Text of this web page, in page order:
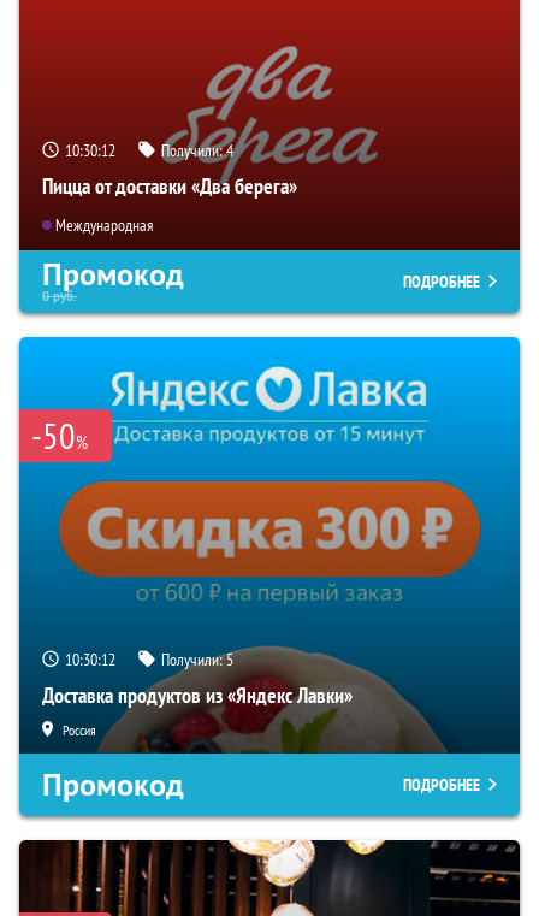
10:30:11 Получили:4
Пицца от доставки «Два берега»
Международная
Промокод
0руб.
ПОДРОБНЕЕ
-50%
10:30:11 Получили:5
Доставка продуктов из «Яндекс Лавки»
Россия
Промокод ПОДРОБНЕЕ